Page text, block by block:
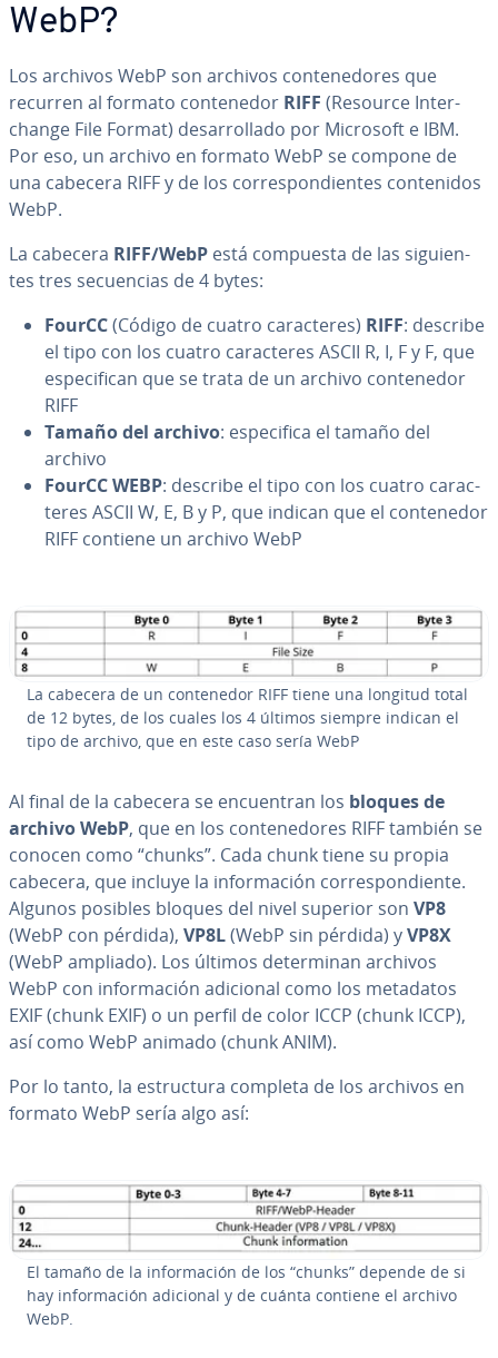
WebP?
Los archivos WebP son archivos co­n­te­ne­do­res que
recurren al formato co­n­te­ne­dor RIFF (Resource In­te­r­
cha­n­ge File Format) de­sa­rro­lla­do por Microsoft e IBM.
Por eso, un archivo en formato WebP se compone de
una cabecera RIFF y de los co­rre­s­po­n­die­n­tes co­n­te­ni­dos
WebP.
La cabecera RIFF/WebP está compuesta de las si­guie­n­
tes tres se­cue­n­cias de 4 bytes:
FourCC(Código de cuatro ca­ra­c­te­res) RIFF: describe
el tipo con los cuatro ca­ra­c­te­res ASCII R, I, F y F, que
es­pe­ci­fi­can que se trata de un archivo co­n­te­ne­dor
RIFF
Tamaño del archivo: es­pe­ci­fi­ca el tamaño del
archivo
FourCCWEBP: describe el tipo con los cuatro ca­ra­c­
te­res ASCII W, E, B y P, que indican que el co­n­te­ne­dor
RIFF contiene un archivo WebP
La cabecera de un co­n­te­ne­dor RIFF tiene una longitud total
de 12 bytes, de los cuales los 4 últimos siempre indican el
tipo de archivo, que en este caso sería WebP
Al final de la cabecera se en­cue­n­tran los bloques de
archivo WebP, que en los co­n­te­ne­do­res RIFF también se
conocen como “chunks”. Cada chunk tiene su propia
cabecera, que incluye la in­fo­r­ma­ción co­rre­s­po­n­die­n­te.
Algunos posibles bloques del nivel superior son VP8
(WebP con pérdida), VP8L(WebP sin pérdida) yVP8X
(WebP ampliado). Los últimos de­te­r­mi­nan archivos
WebP con in­fo­r­ma­ción adicional como los metadatos
EXIF (chunk EXIF) o un perfil de color ICCP (chunk ICCP),
así como WebP animado (chunk ANIM).
Por lo tanto, la es­tru­c­tu­ra completa de los archivos en
formato WebP sería algo así:
El tamaño de la in­fo­r­ma­ción de los “chunks” depende de si
hay in­fo­r­ma­ción adicional y de cuánta contiene el archivo
WebP.